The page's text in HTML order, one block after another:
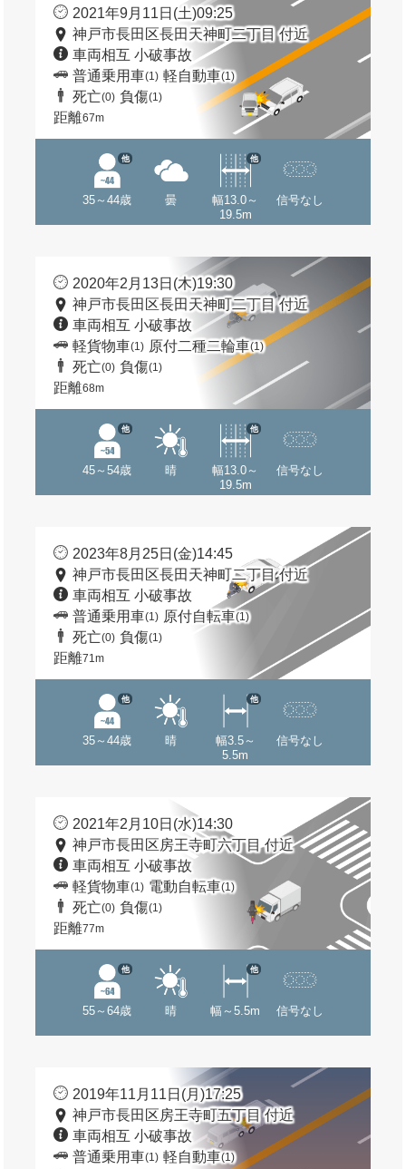
2021年9月11日(土)09:25
神戸市長田区長田天神町二丁目 付近
車両相互 小破事故
普通乗用車(1) 軽自動車(1)
死亡(0) 負傷(1)
距離67m
35～44歳
他
曇
幅13.0～
19.5m
他
信号なし
2020年2月13日(木)19:30
神戸市長田区長田天神町二丁目 付近
車両相互 小破事故
軽貨物車(1) 原付二種二輪車(1)
死亡(0) 負傷(1)
距離68m
45～54歳
他
晴
幅13.0～
19.5m
他
信号なし
2023年8月25日(金)14:45
神戸市長田区長田天神町二丁目 付近
車両相互 小破事故
普通乗用車(1) 原付自転車(1)
死亡(0) 負傷(1)
距離71m
35～44歳
他
晴
幅3.5～
5.5m
他
信号なし
2021年2月10日(水)14:30
神戸市長田区房王寺町六丁目 付近
車両相互 小破事故
軽貨物車(1) 電動自転車(1)
死亡(0) 負傷(1)
距離77m
55～64歳
他
晴 幅～5.5m
他
信号なし
2019年11月11日(月)17:25
神戸市長田区房王寺町五丁目 付近
車両相互 小破事故
普通乗用車(1) 軽自動車(1)